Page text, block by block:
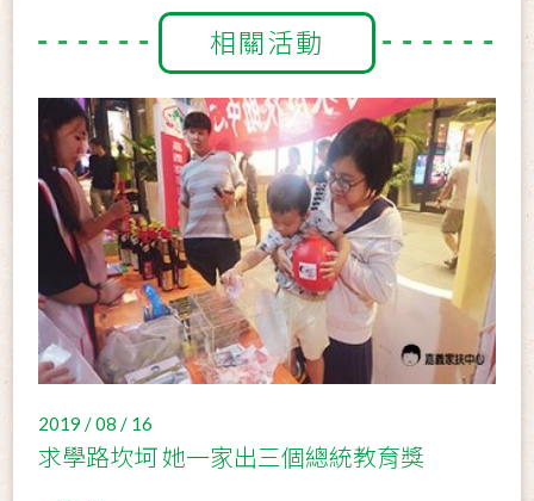
相關活動
2019 / 08 / 16
求學路坎坷 她一家出三個總統教育獎